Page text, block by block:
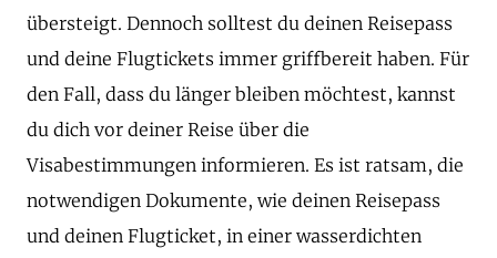
übersteigt. Dennoch solltest du deinen Reisepass
und deine Flugtickets immer griffbereit haben. Für
den Fall, dass du länger bleiben möchtest, kannst
du dich vor deiner Reise über die
Visabestimmungen informieren. Es ist ratsam, die
notwendigen Dokumente, wie deinen Reisepass
und deinen Flugticket, in einer wasserdichten